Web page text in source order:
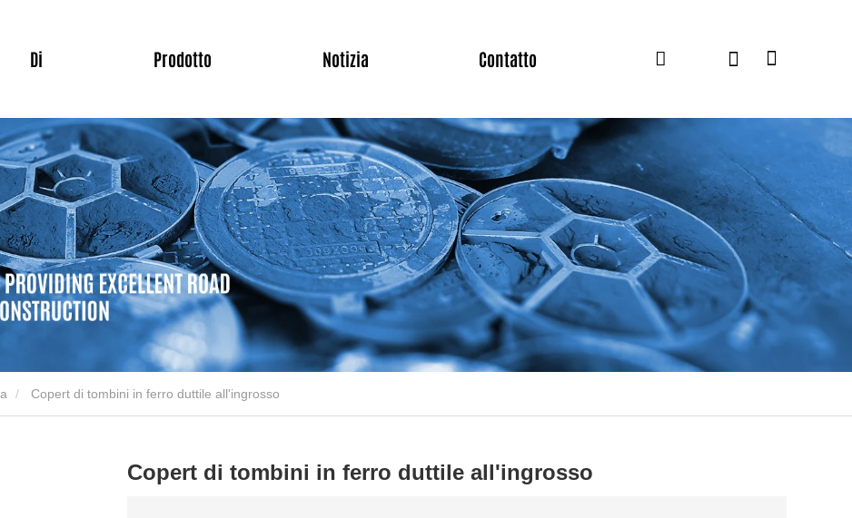
Di Prodotto Notizia Contatto
Copert di tombini in ferro duttile all'ingrosso
Copert di tombini in ferro duttile all'ingrosso